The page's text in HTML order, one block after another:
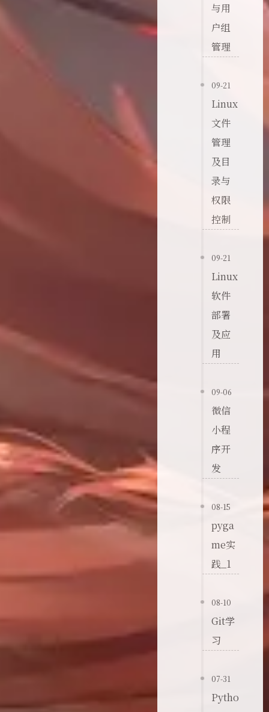
与用
户组
管理
09-21
Linux
文件
管理
及目
录与
权限
控制
09-21
Linux
软件
部署
及应
用
09-06
微信
小程
序开
发
08-15
pyga
me实
践_1
08-10
Git学
习
07-31
Pytho